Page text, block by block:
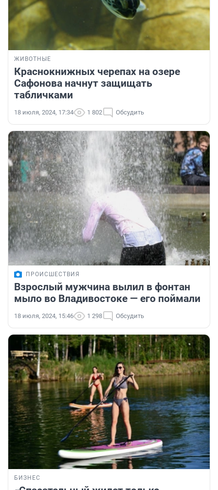
ЖИВОТНЫЕ
Краснокнижных черепах на озере
Сафонова начнут защищать
табличками
18 июля, 2024, 17:34 1 802 Обсудить
ПРОИСШЕСТВИЯ
Взрослый мужчина вылил в фонтан
мыло во Владивостоке — его поймали
18 июля, 2024, 15:46 1 298 Обсудить
БИЗНЕС